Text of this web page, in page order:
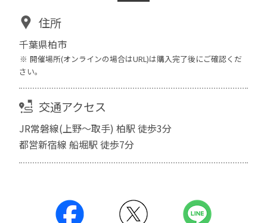
住所
千葉県柏市
開催場所(オンラインの場合はURL)は購入完了後にご確認くだ
さい。
交通アクセス
JR常磐線(上野～取手) 柏駅 徒歩3分
都営新宿線 船堀駅 徒歩7分